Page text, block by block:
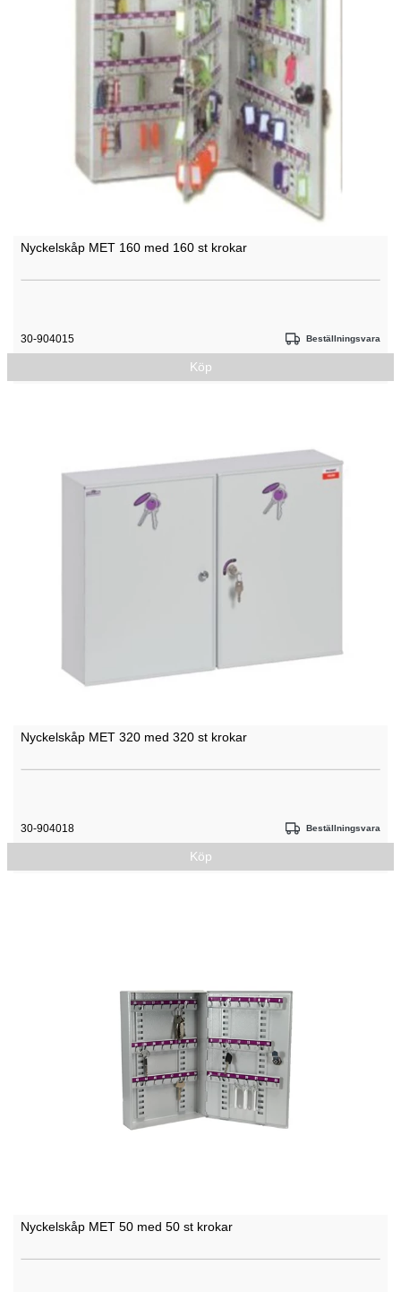
Nyckelskåp MET 160 med 160 st krokar
30-904015 Beställningsvara
Köp
Nyckelskåp MET 320 med 320 st krokar
30-904018 Beställningsvara
Köp
Nyckelskåp MET 50 med 50 st krokar